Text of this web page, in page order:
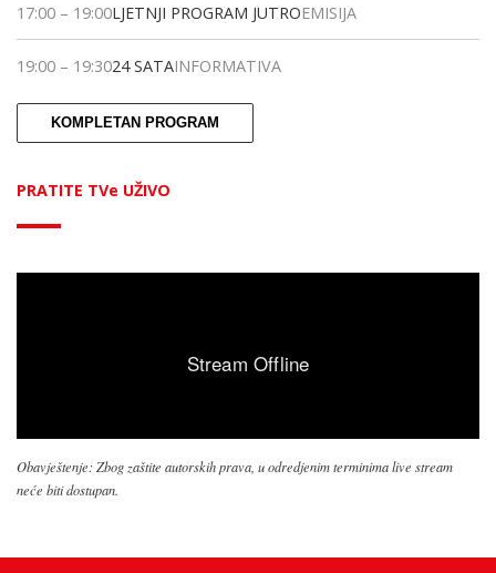
17:00 – 19:00LJETNJI PROGRAM JUTROEMISIJA
19:00 – 19:3024 SATAINFORMATIVA
KOMPLETAN PROGRAM
PRATITE TVe UŽIVO
Obavještenje: Zbog zaštite autorskih prava, u odredjenim terminima live stream
neće biti dostupan.